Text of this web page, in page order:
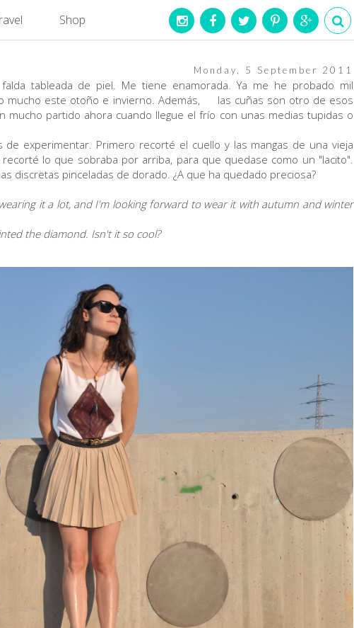
Shop
Monday, 5 September 2011
tableada de piel. Me tiene enamorada. Ya me he probado mil
mucho este otoño e invierno. Además, las cuñas son otro de esos
mucho partido ahora cuando llegue el frío con unas medias tupidas o
experimentar. Primero recorté el cuello y las mangas de una vieja
lo que sobraba por arriba, para que quedase como un "lacito".
discretas pinceladas de dorado. ¿A que ha quedado preciosa?
it a lot, and I'm looking forward to wear it with autumn and winter
the diamond. Isn't it so cool?